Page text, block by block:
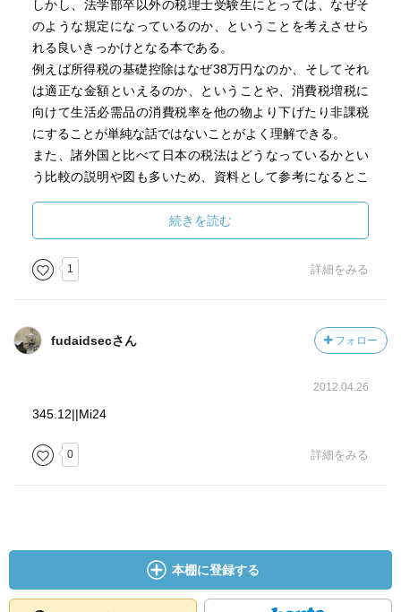
しかし、法学部卒以外の税理士受験生にとっては、なぜそ
のような規定になっているのか、ということを考えさせら
れる良いきっかけとなる本である。
例えば所得税の基礎控除はなぜ38万円なのか、そしてそれ
は適正な金額といえるのか、ということや、消費税増税に
向けて生活必需品の消費税率を他の物より下げたり非課税
にすることが単純な話ではないことがよく理解できる。
また、諸外国と比べて日本の税法はどうなっているかとい
う比較の説明や図も多いため、資料として参考になるとこ
税法を法律と捉えて勉強する機会がなかった人には内容が
基礎的で理解しやすいため一度読んでおくと良い本だと思
う。
続きを読む
1 詳細をみる
fudaidsecさん フォロー
2012.04.26
345.12||Mi24
0 詳細をみる
本棚に登録する